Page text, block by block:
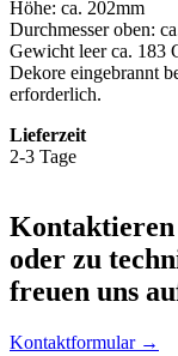
Höhe: ca. 202mm
Durchmesser oben:
Gewicht leer ca. 183
Dekore eingebrannt
erforderlich.
Lieferzeit
2-3 Tage
Kontaktieren
oder zu
freuen uns
Kontaktformular →